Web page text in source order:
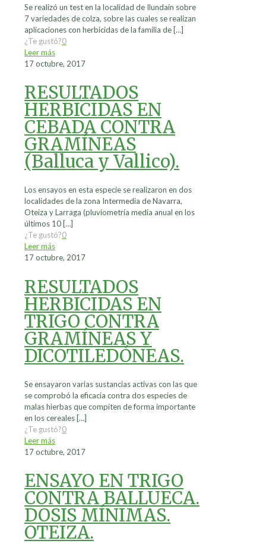
Se realizó un test en la localidad de Ilundaín sobre
7 variedades de colza, sobre las cuales se realizan
aplicaciones con herbicidas de la familia de […]
¿Te gustó?0
Leer más
17 octubre, 2017
RESULTADOS
HERBICIDAS EN
CEBADA CONTRA
GRAMÍNEAS
(Balluca y Vallico).
Los ensayos en esta especie se realizaron en dos
localidades de la zona Intermedia de Navarra,
Oteiza y Larraga (pluviometría media anual en los
últimos 10 […]
¿Te gustó?0
Leer más
17 octubre, 2017
RESULTADOS
HERBICIDAS EN
TRIGO CONTRA
GRAMÍNEAS Y
DICOTILEDÓNEAS.
Se ensayaron varias sustancias activas con las que
se comprobó la eficacia contra dos especies de
malas hierbas que compiten de forma importante
en los cereales[…]
¿Te gustó?0
Leer más
17 octubre, 2017
ENSAYO EN TRIGO
CONTRA BALLUECA.
DOSIS MÍNIMAS.
OTEIZA.